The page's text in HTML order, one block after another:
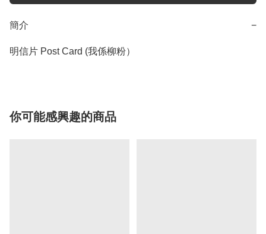
簡介 −
明信片 Post Card (我係柳粉）
你可能感興趣的商品